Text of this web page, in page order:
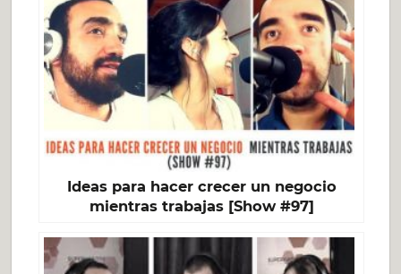
Ideas para hacer crecer un negocio
mientras trabajas [Show #97]